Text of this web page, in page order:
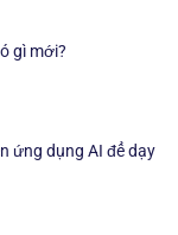
gì mới?
ứng dụng AI để dạy